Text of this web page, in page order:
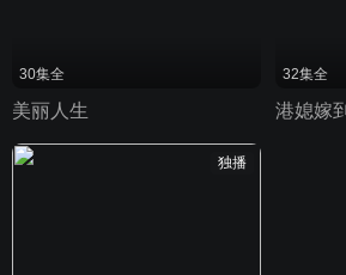
30集全
美丽人生
32集全
港媳嫁到
独播